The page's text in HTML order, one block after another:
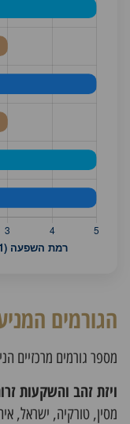
הגורמים
מספר גורמים מרכזיים
ויזת זהב והשקעות
מסין, טורקיה, ישראל,